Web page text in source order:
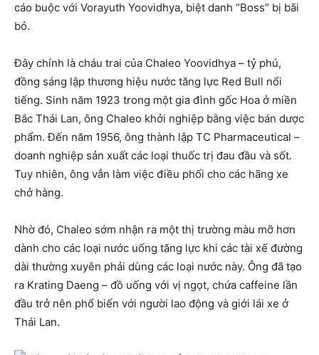
cáo buộc với Vorayuth Yoovidhya, biệt danh “Boss” bị bãi
bỏ.
Đây chính là cháu trai của Chaleo Yoovidhya – tỷ phú,
đồng sáng lập thương hiệu nước tăng lực Red Bull nổi
tiếng. Sinh năm 1923 trong một gia đình gốc Hoa ở miền
Bắc Thái Lan, ông Chaleo khởi nghiệp bằng việc bán dược
phẩm. Đến năm 1956, ông thành lập TC Pharmaceutical –
doanh nghiệp sản xuất các loại thuốc trị đau đầu và sốt.
Tuy nhiên, ông vẫn làm việc điều phối cho các hãng xe
chở hàng.
Nhờ đó, Chaleo sớm nhận ra một thị trường màu mỡ hơn
dành cho các loại nước uống tăng lực khi các tài xế đường
dài thường xuyên phải dùng các loại nước này. Ông đã tạo
ra Krating Daeng – đồ uống với vị ngọt, chứa caffeine lần
đầu trở nên phổ biến với người lao động và giới lái xe ở
Thái Lan.